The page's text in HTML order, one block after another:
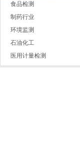
食品检测
制药行业
环境监测
石油化工
医用计量检测